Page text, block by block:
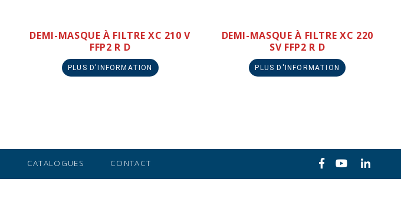
DEMI-MASQUE À FILTRE XC 210 V
FFP2 R D
PLUS D'INFORMATION
DEMI-MASQUE À FILTRE XC 220
SV FFP2 R D
PLUS D'INFORMATION
CATALOGUES CONTACT